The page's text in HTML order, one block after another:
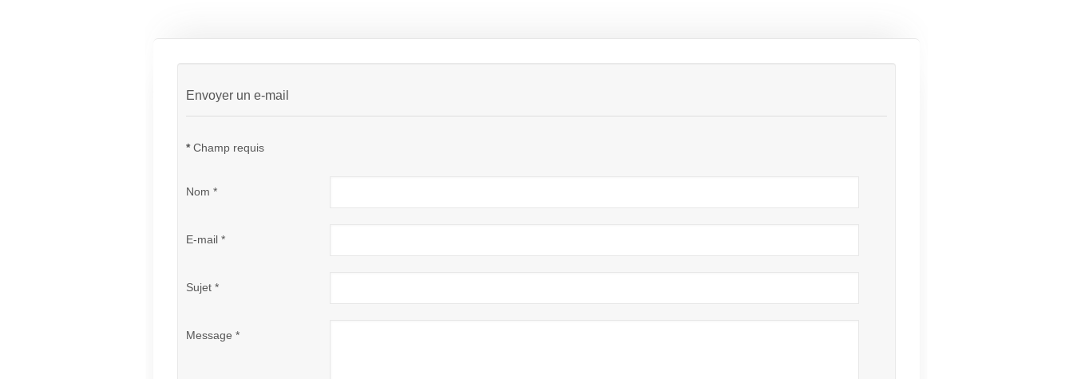
Envoyer un e-mail
*Champ requis
Nom *
E-mail *
Sujet *
Message *